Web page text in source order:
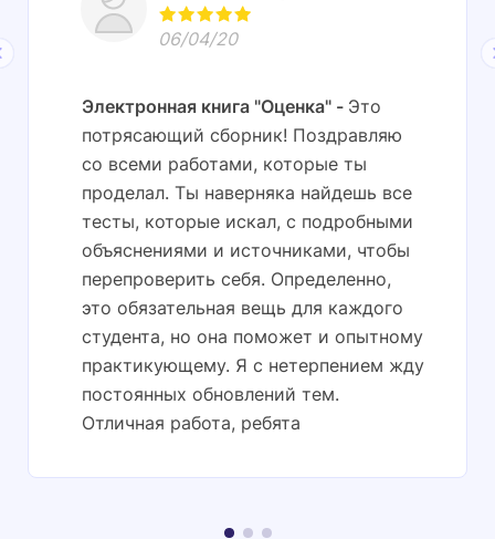
06/04/20
Электронная книга "Оценка"
Это
потрясающий сборник! Поздравляю
со всеми работами, которые ты
проделал. Ты наверняка найдешь все
тесты, которые искал, с подробными
объяснениями и источниками, чтобы
перепроверить себя. Определенно,
это обязательная вещь для каждого
студента, но она поможет и опытному
практикующему. Я с нетерпением жду
постоянных обновлений тем.
Отличная работа, ребята